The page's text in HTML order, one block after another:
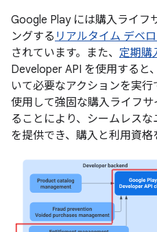
Google Play には購入ライフ
ングする リアルタイム デベ
されています。また、 定期購
Developer API を使用すると
いて必要なアクションを実
使用して強固な購入ライフ
ることにより、シームレス
を提供でき、購入と利用資格